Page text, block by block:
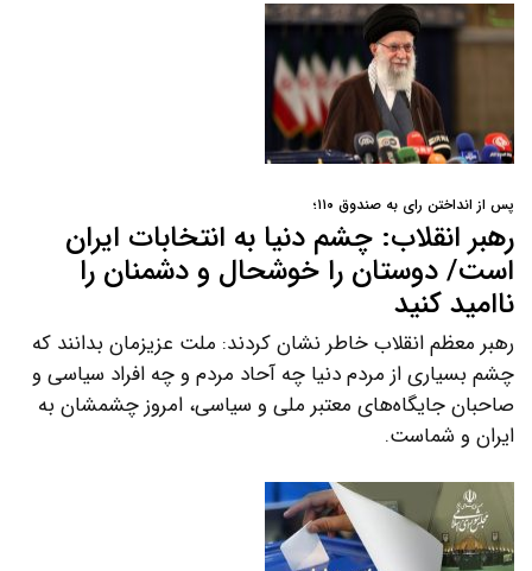
پس از انداختن رای به صندوق ۱۱۰؛
رهبر انقلاب: چشم دنیا به انتخابات ایران
است/ دوستان را خوشحال و دشمنان را
ناامید کنید
رهبر معظم انقلاب خاطر نشان کردند: ملت عزیزمان بدانند که
چشم بسیاری از مردم دنیا چه آحاد مردم و چه افراد سیاسی و
صاحبان جایگاه‌های معتبر ملی و سیاسی، امروز چشمشان به
ایران و شماست.